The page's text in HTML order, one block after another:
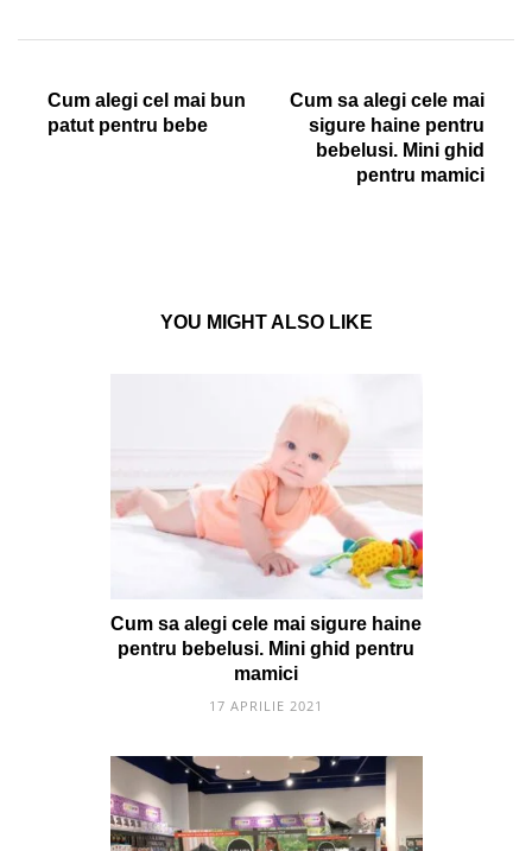
Cum alegi cel mai bun
patut pentru bebe
Cum sa alegi cele mai
sigure haine pentru
bebelusi. Mini ghid
pentru mamici
YOU MIGHT ALSO LIKE
Cum sa alegi cele mai sigure haine
pentru bebelusi. Mini ghid pentru
mamici
17 APRILIE 2021